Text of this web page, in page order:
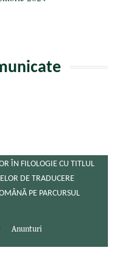
ÎN FILOLOGIE CU TITLUL
DE TRADUCERE
PE PARCURSUL
Anunturi